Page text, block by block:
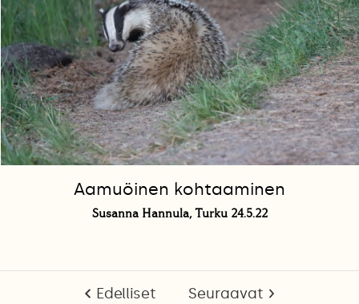
Aamuöinen kohtaaminen
Susanna Hannula, Turku 24.5.22
Edelliset Seuraavat